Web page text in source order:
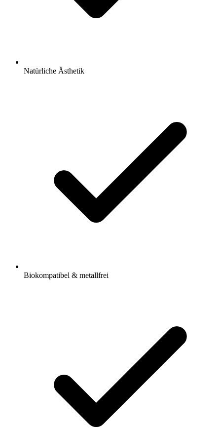
Natürliche Ästhetik
Biokompatibel & metallfrei